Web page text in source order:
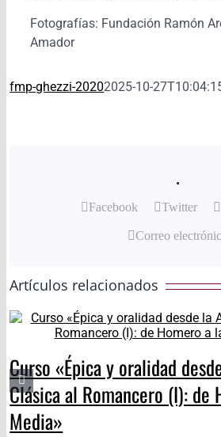
Fotografías: Fundación Ramón
Amador
fmp-ghezzi-20202025-10-
.
Facebook Twitter
Correo
Artículos relacionados
Curso «Épica y oralidad
Clásica al Romancero (I): de
Media»